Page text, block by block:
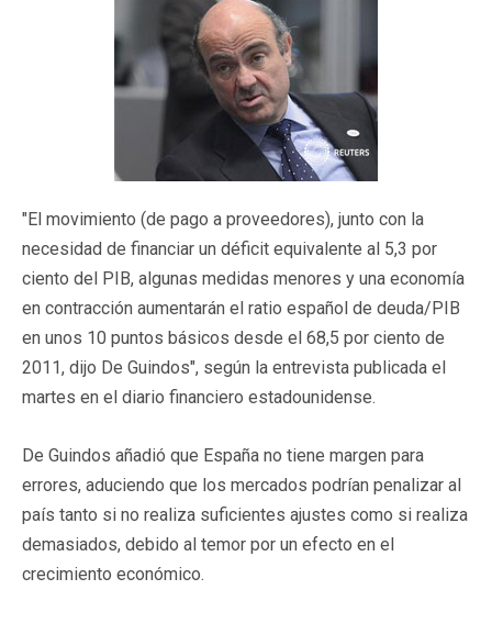
"El movimiento (de pago a proveedores), junto con la
necesidad de financiar un déficit equivalente al 5,3 por
ciento del PIB, algunas medidas menores y una economía
en contracción aumentarán el ratio español de deuda/PIB
en unos 10 puntos básicos desde el 68,5 por ciento de
2011, dijo De Guindos", según la entrevista publicada el
martes en el diario financiero estadounidense.
De Guindos añadió que España no tiene margen para
errores, aduciendo que los mercados podrían penalizar al
país tanto si no realiza suficientes ajustes como si realiza
demasiados, debido al temor por un efecto en el
crecimiento económico.